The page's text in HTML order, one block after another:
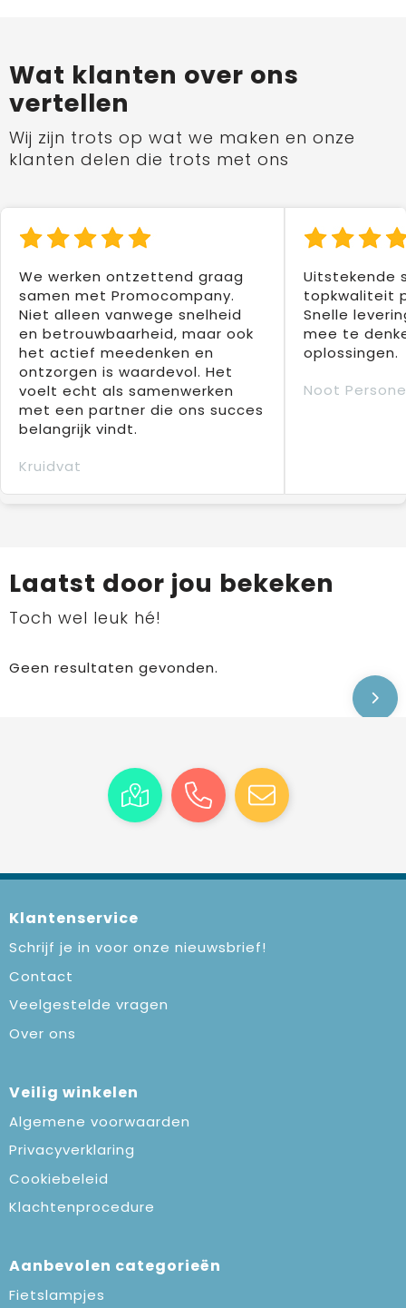
Wat klanten over ons
vertellen
Wij zijn trots op wat we maken en onze
klanten delen die trots met ons
We werken ontzettend graag
samen met Promocompany.
Niet alleen vanwege snelheid
en betrouwbaarheid, maar ook
het actief meedenken en
ontzorgen is waardevol. Het
voelt echt als samenwerken
met een partner die ons succes
belangrijk vindt.
Kruidvat
Uitstekende
topkwaliteit
Snelle
mee te
oplossingen.
Noot
Laatst door jou bekeken
Toch wel leuk hé!
Geen resultaten gevonden.
Klantenservice
Schrijf je in voor onze nieuwsbrief!
Contact
Veelgestelde vragen
Over ons
Veilig winkelen
Algemene voorwaarden
Privacyverklaring
Cookiebeleid
Klachtenprocedure
Aanbevolen categorieën
Fietslampjes